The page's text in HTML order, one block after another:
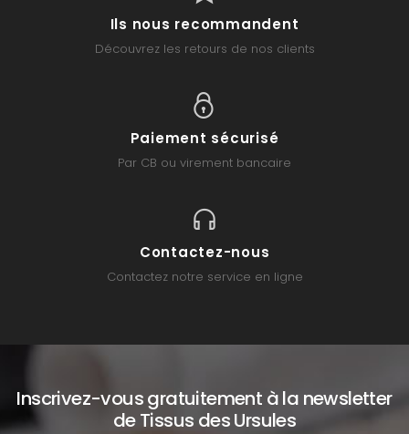
Ils nous recommandent
Découvrez les retours de nos clients
Paiement sécurisé
Par CB ou virement bancaire
Contactez-nous
Contactez notre service en ligne
Inscrivez-vous gratuitement à la newsletter
de Tissus des Ursules